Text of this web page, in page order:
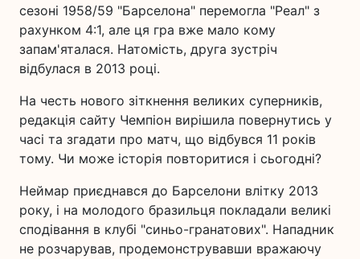
сезоні 1958/59 "Барселона" перемогла "Реал" з
рахунком 4:1, але ця гра вже мало кому
запам'яталася. Натомість, друга зустріч
відбулася в 2013 році.
На честь нового зіткнення великих суперників,
редакція сайту Чемпіон вирішила повернутись у
часі та згадати про матч, що відбувся 11 років
тому. Чи може історія повторитися і сьогодні?
Неймар приєднався до Барселони влітку 2013
року, і на молодого бразильця покладали великі
сподівання в клубі "синьо-гранатових". Нападник
не розчарував, продемонструвавши вражаючу